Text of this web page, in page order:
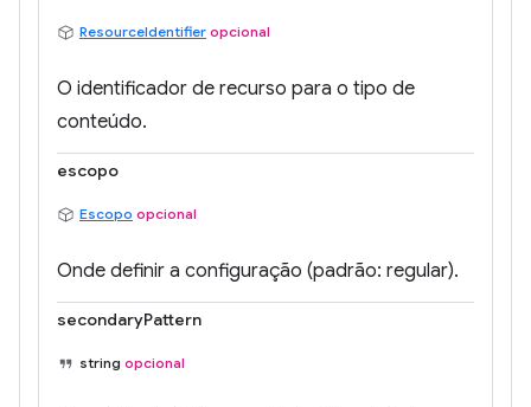
ResourceIdentifier opcional
O identificador de recurso para o tipo de
conteúdo.
escopo
Escopo opcional
Onde definir a configuração (padrão: regular).
secondaryPattern
string opcional